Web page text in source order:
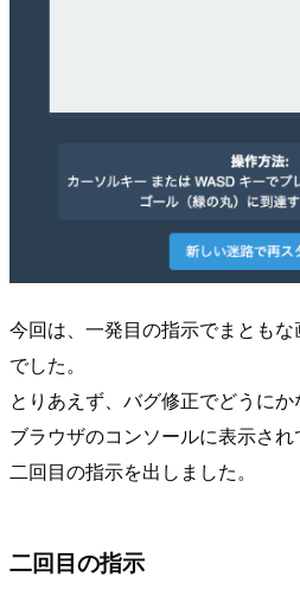
今回は、一発目の指示でまとも
でした。
とりあえず、バグ修正でどうにか
ブラウザのコンソールに表示され
二回目の指示を出しました。
二回目の指示